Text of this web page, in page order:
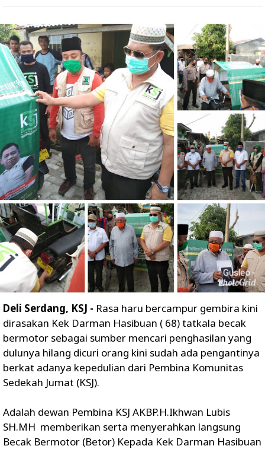
Deli Serdang, KSJ - Rasa haru bercampur gembira kini
dirasakan Kek Darman Hasibuan ( 68) tatkala becak
bermotor sebagai sumber mencari penghasilan yang
dulunya hilang dicuri orang kini sudah ada pengantinya
berkat adanya kepedulian dari Pembina Komunitas
Sedekah Jumat (KSJ).
Adalah dewan Pembina KSJ AKBP.H.Ikhwan Lubis
SH.MH memberikan serta menyerahkan langsung
Becak Bermotor (Betor) Kepada Kek Darman Hasibuan